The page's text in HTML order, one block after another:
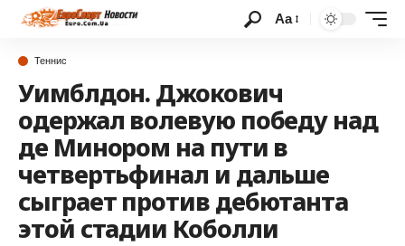
Аа
Теннис
Уимблдон. Джокович
одержал волевую победу над
де Минором на пути в
четвертьфинал и дальше
сыграет против дебютанта
этой стадии Коболли